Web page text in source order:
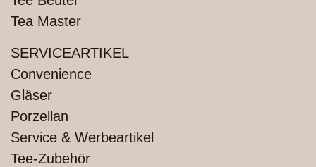
Tea Master
SERVICEARTIKEL
Convenience
Gläser
Porzellan
Service & Werbeartikel
Tee-Zubehör